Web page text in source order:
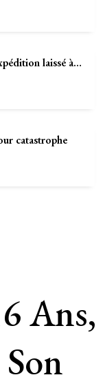
laissé à…
catastrophe
Ans,